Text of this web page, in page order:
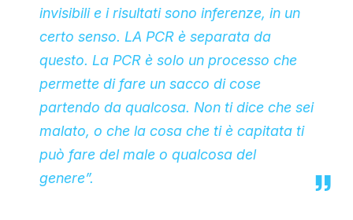
invisibili e i risultati sono inferenze, in un
certo senso. LA PCR è separata da
questo. La PCR è solo un processo che
permette di fare un sacco di cose
partendo da qualcosa. Non ti dice che sei
malato, o che la cosa che ti è capitata ti
può fare del male o qualcosa del
genere”.